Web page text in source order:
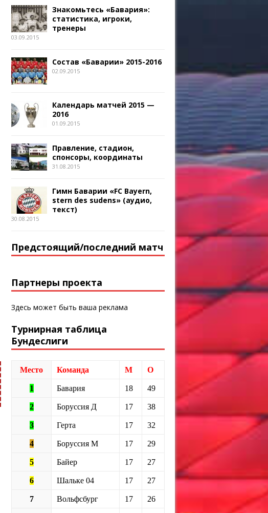
Знакомьтесь «Бавария»:
статистика, игроки,
тренеры
03.09.2015
Состав «Баварии» 2015-2016
02.09.2015
Календарь матчей 2015 —
2016
01.09.2015
Правление, стадион,
спонсоры, координаты
31.08.2015
Гимн Баварии «FC Bayern,
stern des sudens» (аудио,
текст)
30.08.2015
Предстоящий/последний матч
Партнеры проекта
Здесь может быть ваша реклама
Турнирная таблица
Бундеслиги
Место Команда М О
1 Бавария 18 49
2 Боруссия Д 17 38
3 Герта 17 32
4 Боруссия М 17 29
5 Байер 17 27
6 Шальке 04 17 27
7 Вольфсбург 17 26